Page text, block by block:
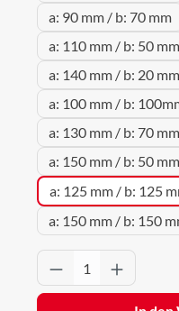
a: 90 mm / b: 70 mm
a: 110 mm / b: 50 mm
a: 140 mm / b: 20 mm
a: 100 mm / b:
a: 130 mm / b: 70 mm
a: 150 mm / b: 50 mm
a: 125 mm / b: 125
a: 150 mm / b: 150
Produkt